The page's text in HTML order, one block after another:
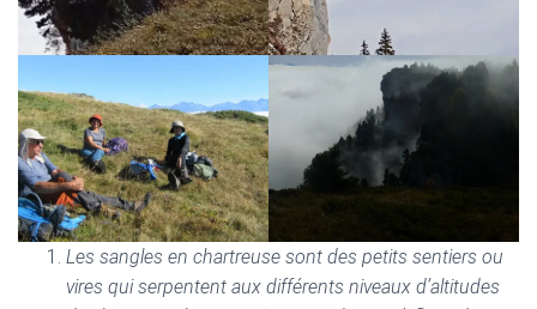
Les sangles en chartreuse sont des petits sentiers ou
vires qui serpentent aux différents niveaux d’altitudes